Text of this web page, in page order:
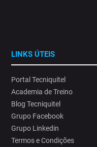
LINKS ÚTEIS
Portal Tecniquitel
Academia de Treino
Blog Tecniquitel
Grupo Facebook
Grupo Linkedin
Termos e Condições